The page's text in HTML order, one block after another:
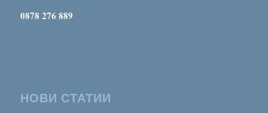
0878 276 889
НОВИ СТАТИИ